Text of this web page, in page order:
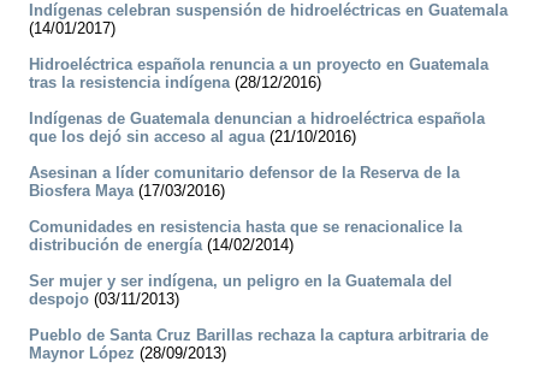
Indígenas celebran suspensión de hidroeléctricas en Guatemala
(14/01/2017)
Hidroeléctrica española renuncia a un proyecto en Guatemala
tras la resistencia indígena(28/12/2016)
Indígenas de Guatemala denuncian a hidroeléctrica española
que los dejó sin acceso al agua(21/10/2016)
Asesinan a líder comunitario defensor de la Reserva de la
Biosfera Maya(17/03/2016)
Comunidades en resistencia hasta que se renacionalice la
distribución de energía(14/02/2014)
Ser mujer y ser indígena, un peligro en la Guatemala del
despojo (03/11/2013)
Pueblo de Santa Cruz Barillas rechaza la captura arbitraria de
Maynor López (28/09/2013)